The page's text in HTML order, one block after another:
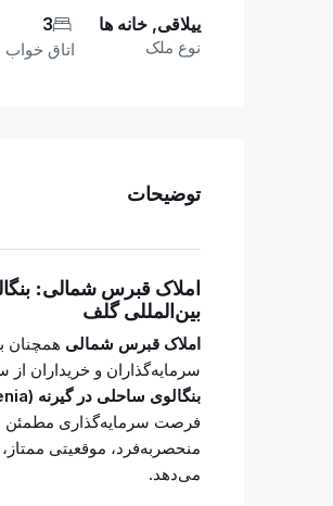
ییلاقی, خانه ها
نوع ملک
3
اتاق خواب
توضیحات
بین‌المللی گلف
املاک قبرس شمالی همچنان
سرمایه‌گذاران و خریداران
بنگالوی ساحلی در گیرنه (Kyrenia)
فرصت سرمایه‌گذاری مطمئن
منحصربه‌فرد، موقعیتی
می‌دهد.